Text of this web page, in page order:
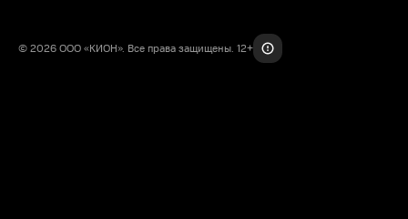
© 2026 ООО «КИОН». Все права защищены. 12+